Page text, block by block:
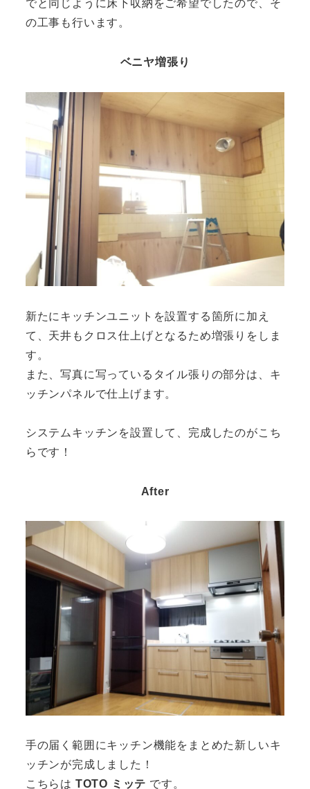
でと同じように床下収納をご希望でしたので、そ
の工事も行います。
ベニヤ増張り
新たにキッチンユニットを設置する箇所に加え
て、天井もクロス仕上げとなるため増張りをしま
す。
また、写真に写っているタイル張りの部分は、キ
ッチンパネルで仕上げます。
システムキッチンを設置して、完成したのがこち
らです！
After
手の届く範囲にキッチン機能をまとめた新しいキ
ッチンが完成しました！
こちらは TOTO ミッテ です。